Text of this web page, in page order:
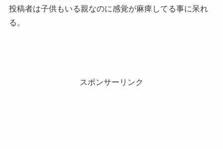
投稿者は子供もいる親なのに感覚が麻痺してる事に呆れ
る。
スポンサーリンク